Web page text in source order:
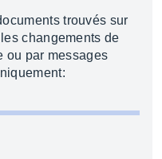
trouvés sur
changements de
ou par messages